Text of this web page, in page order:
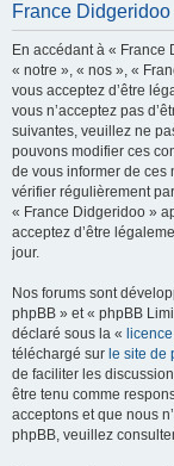
France
En accédant à «
« notre », « nos », «
vous acceptez d’être
vous n’acceptez pas
suivantes, veuillez ne
pouvons modifier ces
de vous informer de ces
vérifier régulièrement
« France Didgeridoo »
acceptez d’être
jour.
Nos forums sont
phpBB » et « phpBB
déclaré sous la «
téléchargé sur le site de
de faciliter les
être tenu comme
acceptons et que nous
phpBB, veuillez